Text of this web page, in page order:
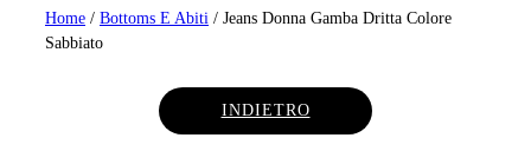
Home / Bottoms E Abiti / Jeans Donna Gamba Dritta Colore
Sabbiato
INDIETRO